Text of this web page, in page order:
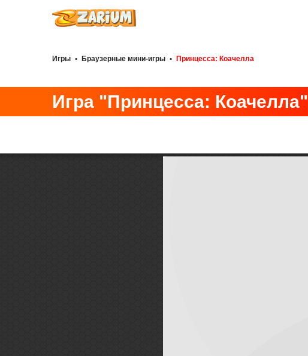
Игры • Браузерные мини-игры • Принцесса: Коачелла
Игра "Принцесса: Коачелла"